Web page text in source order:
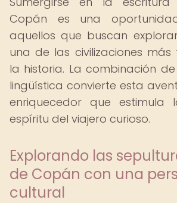
Copán es una
aquellos que buscan
una de las civilizaciones más
la historia. La combinación
lingüística convierte esta
enriquecedor que
espíritu del viajero curioso.
Explorando las
de Copán con una
cultural